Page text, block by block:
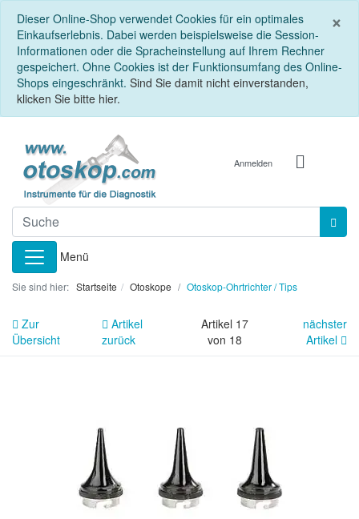
×
Dieser Online-Shop verwendet Cookies für ein optimales
Einkaufserlebnis. Dabei werden beispielsweise die Session-
Informationen oder die Spracheinstellung auf Ihrem Rechner
gespeichert. Ohne Cookies ist der Funktionsumfang des Online-
Shops eingeschränkt. Sind Sie damit nicht einverstanden,
klicken Sie bitte hier.
Anmelden
Menü
Sie sind hier: Startseite Otoskope Otoskop-Ohrtrichter / Tips
Zur
Übersicht
Artikel
zurück
Artikel 17
von 18
nächster
Artikel